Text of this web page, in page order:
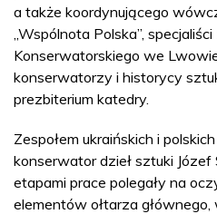
a także koordynującego
„Wspólnota Polska”,
Konserwatorskiego we
konserwatorzy i historycy
prezbiterium katedry.
Zespołem ukraińskich i
konserwator dzieł sztuki
etapami prace polegały na
elementów ołtarza